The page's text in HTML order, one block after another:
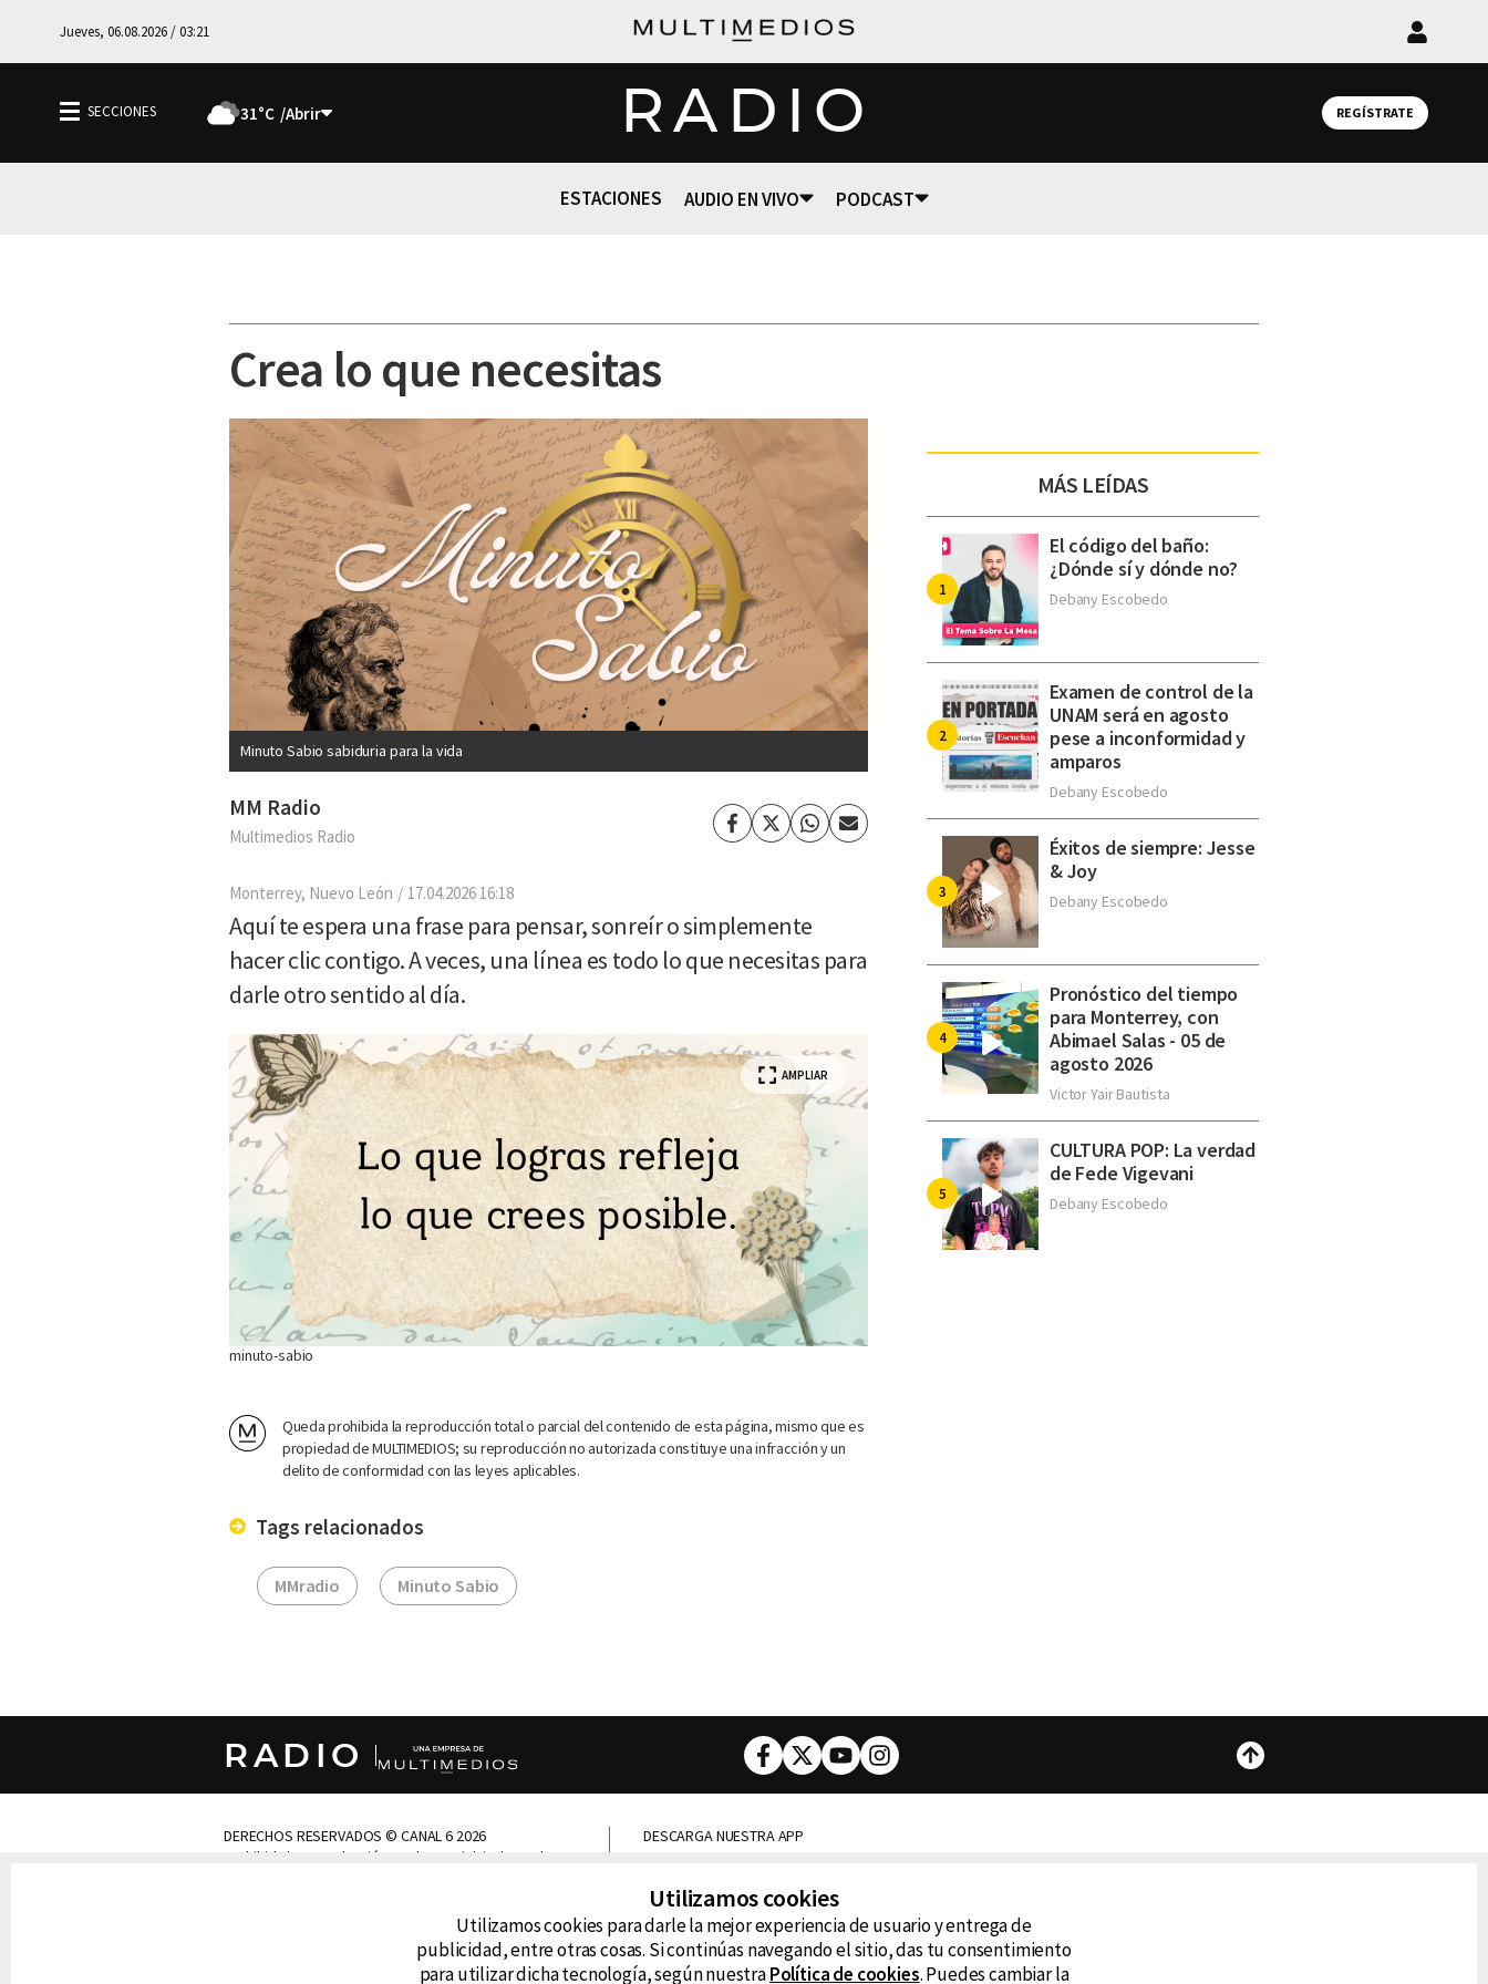
Jueves, 06.08.2026 / 03:21
Iniciar
31°C RADIO REGÍSTRATE
ESTACIONES AUDIO EN VIVO PODCAST
Crea lo que necesitas
Minuto Sabio sabiduria para la vida
MM Radio
Multimedios Radio Facebook
TwitterWhatsapp
Enviar
Monterrey, Nuevo León 17.04.2026 16:18
Aquí te espera una frase para pensar, sonreír o simplemente
hacer clic contigo. A veces, una línea es todo lo que necesitas para
darle otro sentido al día.
AMPLIAR
minuto-sabio
Queda prohibida la reproducción total o parcial del contenido de esta página, mismo que es
propiedad de MULTIMEDIOS; su reproducción no autorizada constituye una infracción y un
delito de conformidad con las leyes aplicables.
Tags relacionados
MMradio Minuto Sabio
MÁS LEÍDAS
El código del baño:
¿Dónde sí y dónde no?
Debany Escobedo
Examen de control de la
UNAM será en agosto
pese a inconformidad y
amparos
Debany Escobedo
Éxitos de siempre: Jesse
& Joy
Debany Escobedo
Pronóstico del tiempo
para Monterrey, con
Abimael Salas - 05 de
agosto 2026
Victor Yair Bautista
CULTURA POP: La verdad
de Fede Vigevani
Debany Escobedo
RADIO Facebook
TwitterYoutubeInstagram Subir
DERECHOS RESERVADOS © CANAL 6 2026
Prohibida la reproducción total o parcial, incluyendo
DESCARGA NUESTRA APP
D99
La Caliente FM Tu
Utilizamos cookies
Utilizamos cookies para darle la mejor experiencia de usuario y entrega de
publicidad, entre otras cosas. Si continúas navegando el sitio, das tu consentimiento
para utilizar dicha tecnología, según nuestraPolítica de cookies. Puedes cambiar la